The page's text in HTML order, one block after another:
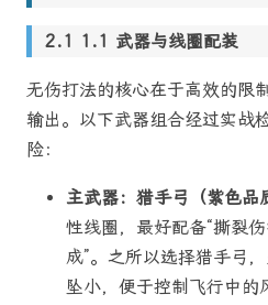
1.1 武器与线圈配装
无伤打法的核心在于高效的限
输出。以下武器组合经过实战
险：
主武器：猎手弓（紫色品
性线圈，最好配备“撕裂
成”。之所以选择猎手弓
坠小，便于控制飞行中